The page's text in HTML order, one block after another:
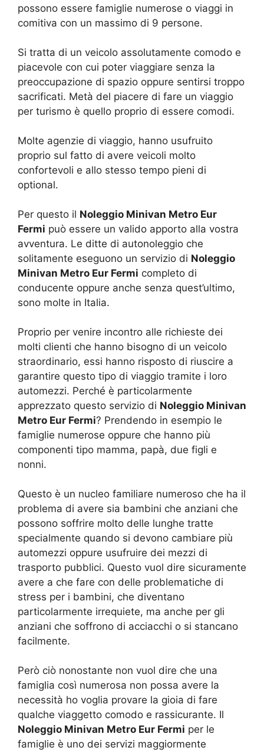
possono essere famiglie numerose o viaggi in
comitiva con un massimo di 9 persone.
Si tratta di un veicolo assolutamente comodo e
piacevole con cui poter viaggiare senza la
preoccupazione di spazio oppure sentirsi troppo
sacrificati. Metà del piacere di fare un viaggio
per turismo è quello proprio di essere comodi.
Molte agenzie di viaggio, hanno usufruito
proprio sul fatto di avere veicoli molto
confortevoli e allo stesso tempo pieni di
optional.
Per questo il Noleggio Minivan Metro Eur
Fermi può essere un valido apporto alla vostra
avventura. Le ditte di autonoleggio che
solitamente eseguono un servizio di Noleggio
Minivan Metro Eur Fermi completo di
conducente oppure anche senza quest’ultimo,
sono molte in Italia.
Proprio per venire incontro alle richieste dei
molti clienti che hanno bisogno di un veicolo
straordinario, essi hanno risposto di riuscire a
garantire questo tipo di viaggio tramite i loro
automezzi. Perché è particolarmente
apprezzato questo servizio di Noleggio Minivan
Metro Eur Fermi? Prendendo in esempio le
famiglie numerose oppure che hanno più
componenti tipo mamma, papà, due figli e
nonni.
Questo è un nucleo familiare numeroso che ha il
problema di avere sia bambini che anziani che
possono soffrire molto delle lunghe tratte
specialmente quando si devono cambiare più
automezzi oppure usufruire dei mezzi di
trasporto pubblici. Questo vuol dire sicuramente
avere a che fare con delle problematiche di
stress per i bambini, che diventano
particolarmente irrequiete, ma anche per gli
anziani che soffrono di acciacchi o si stancano
facilmente.
Però ciò nonostante non vuol dire che una
famiglia così numerosa non possa avere la
necessità ho voglia provare la gioia di fare
qualche viaggetto comodo e rassicurante. Il
Noleggio Minivan Metro Eur Fermi per le
famiglie è uno dei servizi maggiormente